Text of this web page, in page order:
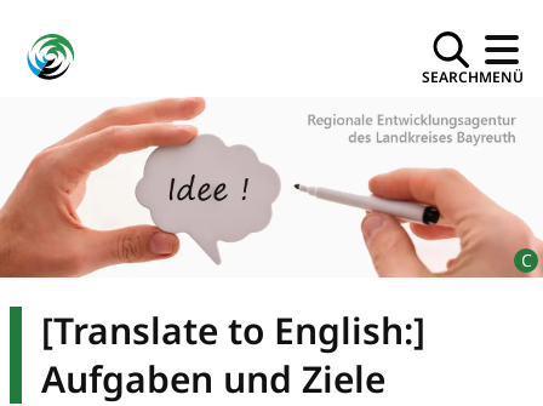
SEARCHMENÜ
[Translate to English:]
Aufgaben und Ziele